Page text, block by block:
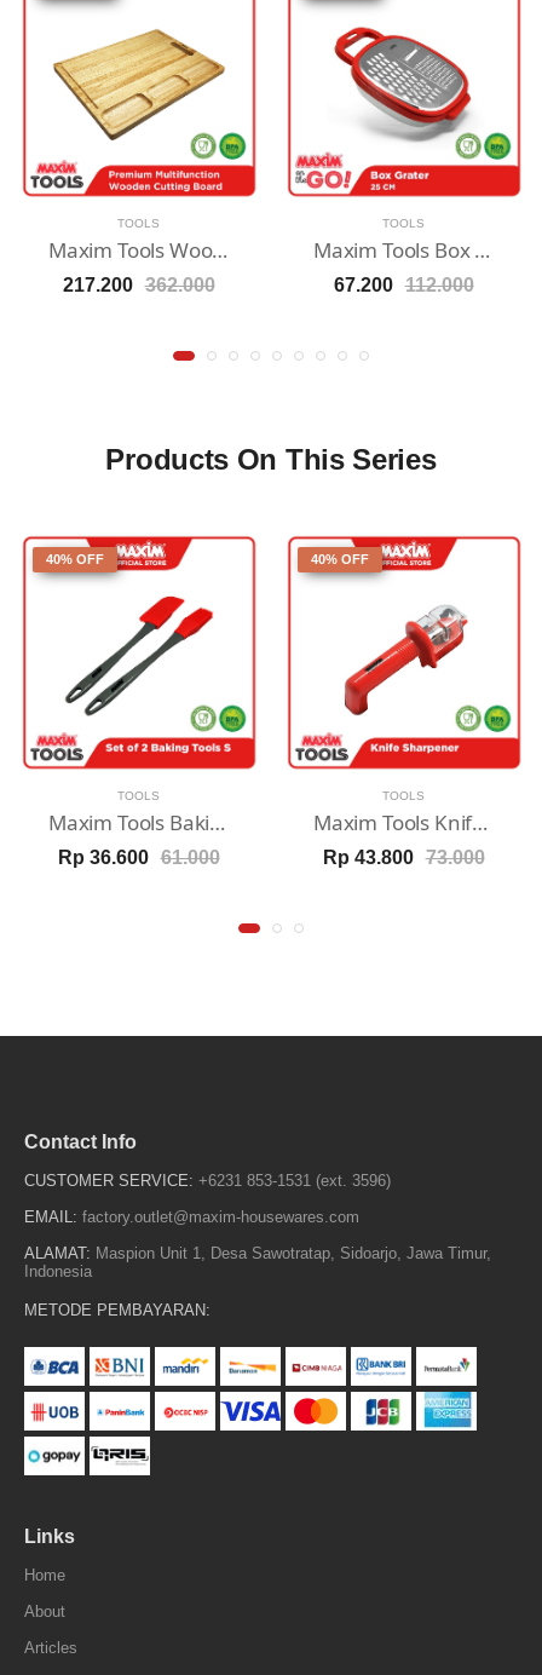
TOOLS
Maxim Tools Wooden Cutting Board 43cm - Talenan Kayu Besar
217.200 362.000
TOOLS
Maxim Tools Box Grater 25cm - Parutan Sayur / Buah Stainless Steel
67.200 112.000
Products On This Series
40% OFF
TOOLS
Maxim Tools Baking Tools S 2pcs Set Spatula / Sutil & Kuas Nylon Tahan Panas
Rp 36.600 61.000
40% OFF
TOOLS
Maxim Tools Knife Sharpener - Pengasah Pisau Portable
Rp 43.800 73.000
Contact Info
CUSTOMER SERVICE: +6231 853-1531 (ext. 3596)
EMAIL: factory.outlet@maxim-housewares.com
ALAMAT: Maspion Unit 1, Desa Sawotratap, Sidoarjo, Jawa Timur,
Indonesia
METODE PEMBAYARAN:
Links
Home
About
Articles